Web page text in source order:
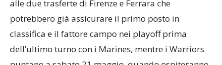
come un utile allenamento per entrambe le
formazioni in campo. I Dolphins sono con la testa
alle due trasferte di Firenze e Ferrara che
potrebbero già assicurare il primo posto in